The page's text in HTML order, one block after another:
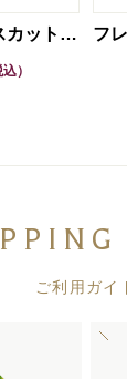
アートラベル マスカット・ベイリーA 2025
込）
フ
ご利用ガイ